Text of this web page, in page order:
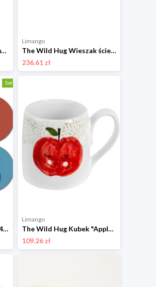
The Wild Hug Dywan "Lion" w kolorze beżowo-żółtym - Ø 120 cm rozmiar: onesize
Limango
The Wild Hug Wieszak ścienny "Climbing wall" w kolorze szarym ze wzorem - 60 x 30 cm rozmiar: onesize
236.61 zł
The Wild Hug Podkładki (4 szt.) "Matrioskas" ze wzorem - Ø 12 cm rozmiar: onesize
Limango
The Wild Hug Kubek "Apple" w kolorze biało-czerwonym - wys. 9 cm rozmiar: onesize
109.26 zł